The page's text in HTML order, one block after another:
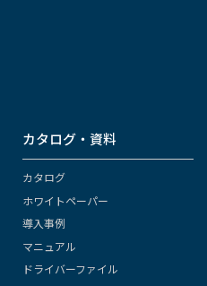
カタログ・資料
カタログ
ホワイトペーパー
導入事例
マニュアル
ドライバーファイル